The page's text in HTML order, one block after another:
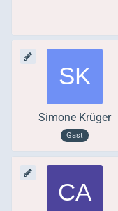
Simone Krüger
Gast